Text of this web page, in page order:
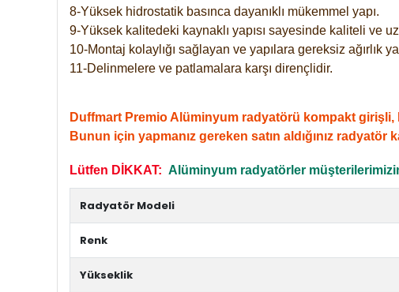
8-Yüksek hidrostatik basınca dayanıklı mükemmel yapı.
9-Yüksek kalitedeki kaynaklı yapısı sayesinde kaliteli ve
10-Montaj kolaylığı sağlayan ve yapılara gereksiz ağırlık
11-Delinmelere ve patlamalara karşı dirençlidir.
Duffmart Premio Alüminyum radyatörü kompakt
Bunun için yapmanız gereken satın aldığınız radyatör
Lütfen DİKKAT: Alüminyum radyatörler
Radyatör Modeli
Renk
Yükseklik